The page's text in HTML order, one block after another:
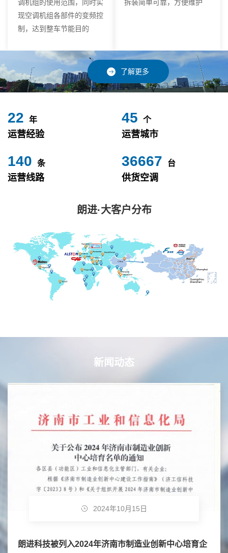
调机组的使用范围，同时实
现空调机组各部件的变频控
制，达到整车节能目的
拆装简单可靠，方便维护
了解更多
24 年
运营经验
49 个
运营城市
153 条
运营线路
40000 台
供货空调
朗进·大客户分布
新闻动态
2024年10月15日
朗进科技被列入2024年济南市制造业创新中心培育企